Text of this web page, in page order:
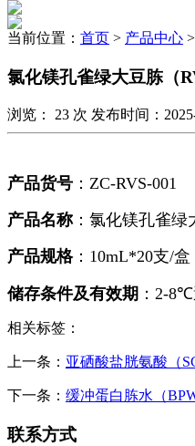
当前位置： 首页 > 产品中心 >
氯化镁孔雀绿大豆胨（
浏览： 23 次 发布时间：
产品货号 ： ZC-RVS-001
产品名称：氯化镁孔雀绿
产品规格： 10mL*20支/盒
储存条件及有效期 ： 2-8℃
相关标签：
上一条： 亚硒酸盐胱氨酸（
下一条： 缓冲蛋白胨水（
联系方式